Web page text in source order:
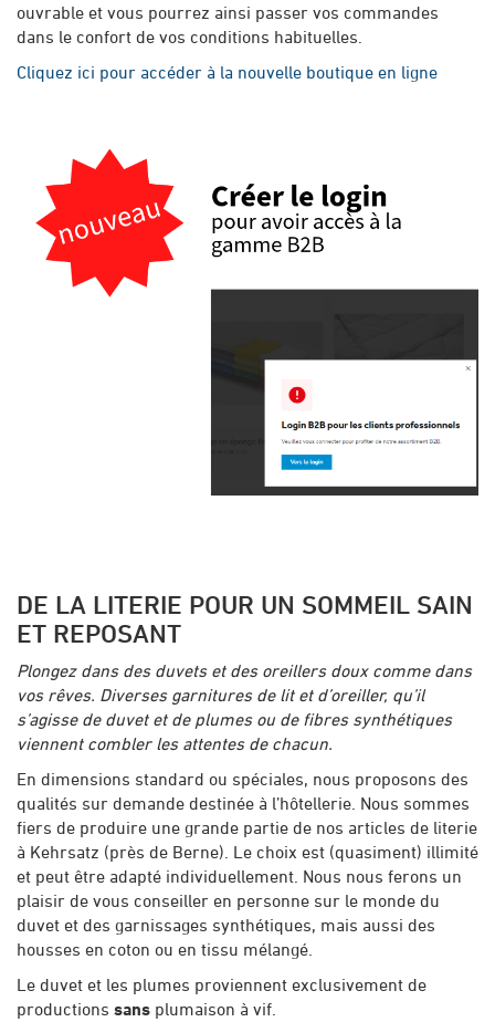
ouvrable et vous pourrez ainsi passer vos commandes
dans le confort de vos conditions habituelles.
Cliquez ici pour accéder à la nouvelle boutique en ligne
DE LA LITERIE POUR UN SOMMEIL SAIN
ET REPOSANT
Plongez dans des duvets et des oreillers doux comme dans
vos rêves. Diverses garnitures de lit et d’oreiller, qu’il
s’agisse de duvet et de plumes ou de fibres synthétiques
viennent combler les attentes de chacun.
En dimensions standard ou spéciales, nous proposons des
qualités sur demande destinée à l’hôtellerie. Nous sommes
fiers de produire une grande partie de nos articles de literie
à Kehrsatz (près de Berne). Le choix est (quasiment) illimité
et peut être adapté individuellement. Nous nous ferons un
plaisir de vous conseiller en personne sur le monde du
duvet et des garnissages synthétiques, mais aussi des
housses en coton ou en tissu mélangé.
Le duvet et les plumes proviennent exclusivement de
productions sans plumaison à vif.